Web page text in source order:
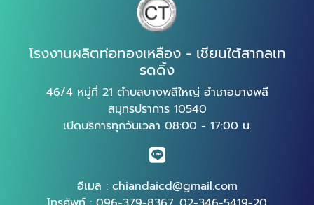
โรงงานผลิตท่อทองเหลือง - เชียนใต้สากลเท
รดดิ้ง
46/4 หมู่ที่ 21 ตำบลบางพลีใหญ่ อำเภอบางพลี
สมุทรปราการ 10540
เปิดบริการทุกวันเวลา 08:00 - 17:00 น.
อีเมล : chiandaicd@gmail.com